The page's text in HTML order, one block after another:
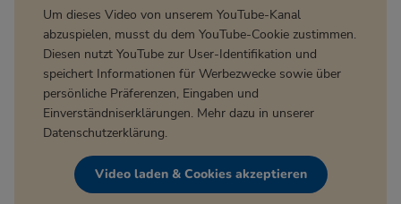
Um dieses Video von unserem YouTube-Kanal
abzuspielen, musst du dem YouTube-Cookie zustimmen.
Diesen nutzt YouTube zur User-Identifikation und
speichert Informationen für Werbezwecke sowie über
persönliche Präferenzen, Eingaben und
Einverständniserklärungen. Mehr dazu in unserer
Datenschutzerklärung.
Video laden & Cookies akzeptieren